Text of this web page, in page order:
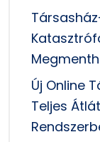
Új Online
Teljes